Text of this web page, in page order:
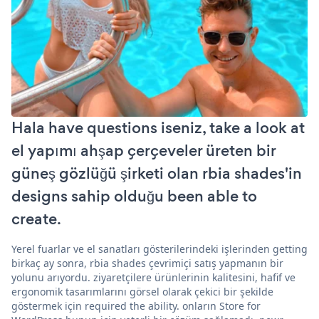
Hala have questions iseniz, take a look at
el yapımı ahşap çerçeveler üreten bir
güneş gözlüğü şirketi olan rbia shades'in
designs sahip olduğu been able to
create.
Yerel fuarlar ve el sanatları gösterilerindeki işlerinden getting
birkaç ay sonra, rbia shades çevrimiçi satış yapmanın bir
yolunu arıyordu. ziyaretçilere ürünlerinin kalitesini, hafif ve
ergonomik tasarımlarını görsel olarak çekici bir şekilde
göstermek için required the ability. onların Store for